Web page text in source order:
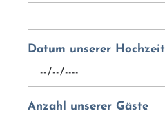
Datum unserer Hochzeit
Anzahl unserer Gäste